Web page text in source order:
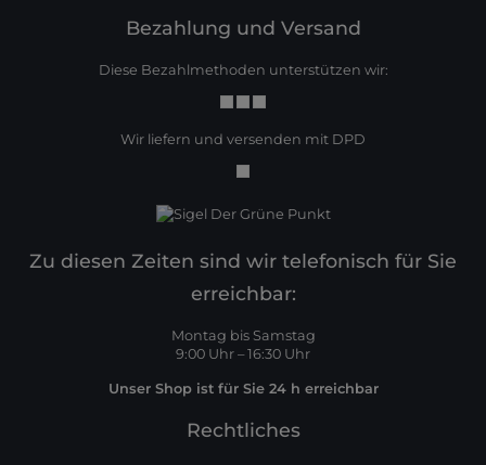
Bezahlung und Versand
Diese Bezahlmethoden unterstützen wir:
Wir liefern und versenden mit DPD
Zu diesen Zeiten sind wir telefonisch für Sie
erreichbar:
Montag bis Samstag
9:00 Uhr – 16:30 Uhr
Unser Shop ist für Sie 24 h erreichbar
Rechtliches